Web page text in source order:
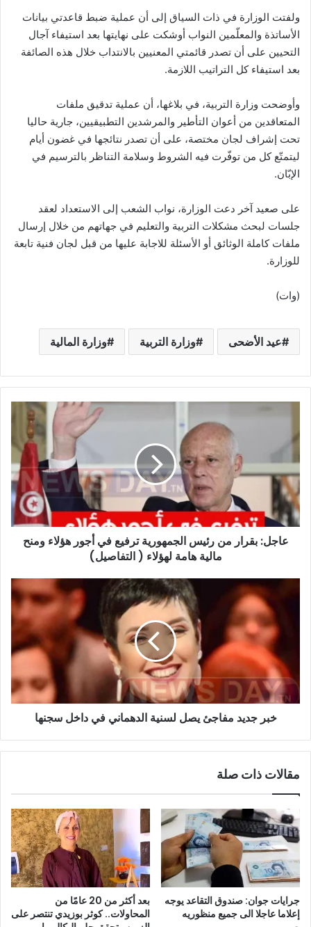
ولفتت الوزارة في ذات السياق إلى أن عملية ضبط قاعدتي بيانات
الأساتذة والمعلّمين النواب أوشكت على نهايتها بعد استيفاء آجال
التحيين على أن تصدر قائمتي المعنيين بالانتداب خلال هذه الصائفة
بعد استيفاء كل التراتيب اللازمة.
وأوضحت وزارة التربية، في بلاغها، أن عملية تدقيق ملفات
المتعاقدين من أعوان التأطير والمرشدين التطبيقيين، جارية حاليا
تحت إشراف لجان مختصة، على أن تصدر نتائجها في غضون أيام
ليتمتّع كل من توفّرت فيه الشروط وسلامة التناظر بالترسيم في
الإبّان.
على صعيد آخر دعت الوزارة، نواب الشعب إلى الاستعداد لعقد
جلسات لبحث مشكلات التربية والتعليم في جهاتهم من خلال إرسال
ملفات كاملة الوثائق أو الأسئلة للاجابة عليها من قبل لجان فنية تابعة
للوزارة.
(وات)
عيد الأضحى وزارة التربية وزارة المالية
من
رئيس
الجمهورية
ترفيع
في
أجور
هؤلاء
ومنح
التفاصيل)
عاجل: بقرار من رئيس الجمهورية ترفيع في أجور هؤلاء ومنح
مالية هامة لهؤلاء ( التفاصيل)
مفاجئ
الدهماني
في
داخل
سجنها
خبر جديد مفاجئ يصل لسنية الدهماني في داخل سجنها
مقالات ذات صلة
جرايات جوان: صندوق التقاعد يوجه
إعلاما عاجلا الى جميع منظوريه
بعد أكثر من 20 عامًا من
المحاولات.. كوثر بوزيدي تنتصر على